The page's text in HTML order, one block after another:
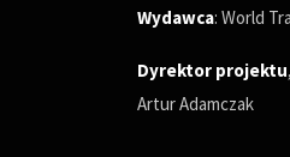
Wydawca: World
Dyrektor projektu,
Artur Adamczak